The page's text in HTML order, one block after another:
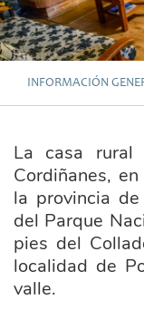
INFORMACIÓN
La casa rural
Cordiñanes,
la provincia
del Parque
pies del
localidad de
valle.